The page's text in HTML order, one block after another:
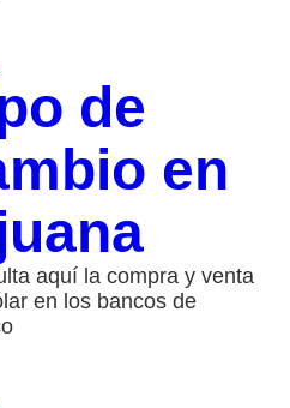
de
en
aquí la compra y venta
en los bancos de